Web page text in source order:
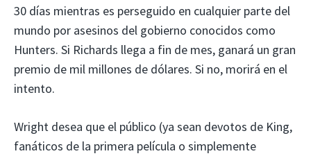
30 días mientras es perseguido en cualquier parte del
mundo por asesinos del gobierno conocidos como
Hunters. Si Richards llega a fin de mes, ganará un gran
premio de mil millones de dólares. Si no, morirá en el
intento.
Wright desea que el público (ya sean devotos de King,
fanáticos de la primera película o simplemente